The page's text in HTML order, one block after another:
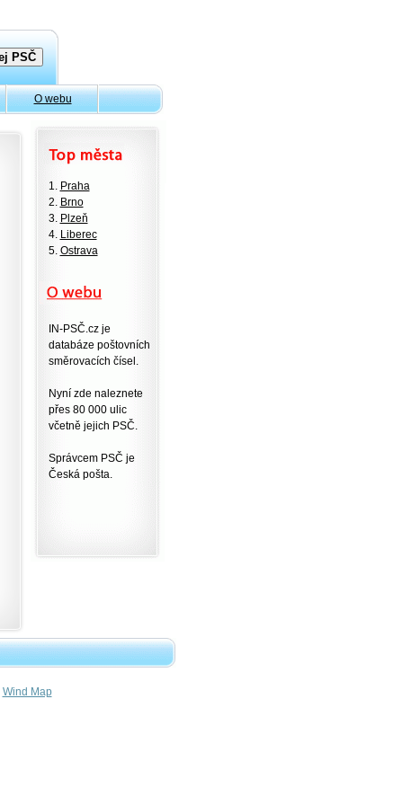
O webu
1. Praha
2. Brno
3. Plzeň
4. Liberec
5. Ostrava
IN-PSČ.cz je
databáze poštovních
směrovacích čísel.
Nyní zde naleznete
přes 80 000 ulic
včetně jejich PSČ.
Správcem PSČ je
Česká pošta.
Wind Map